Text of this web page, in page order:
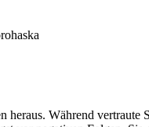
Während vertraute